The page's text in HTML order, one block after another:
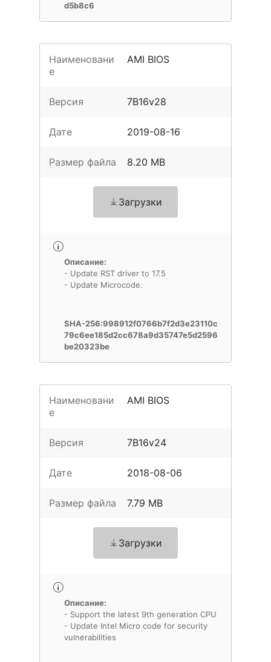
d5b8c6
Наименовани
е
AMI BIOS
Версия 7B16v28
Дате 2019-08-16
Размер файла 8.20 MB
Загрузки
Описание:
- Update RST driver to 17.5
- Update Microcode.
SHA-256:998912f0766b7f2d3e23110c
79c6ee185d2cc678a9d35747e5d2596
be20323be
Наименовани
е
AMI BIOS
Версия 7B16v24
Дате 2018-08-06
Размер файла 7.79 MB
Загрузки
Описание:
- Support the latest 9th generation CPU
- Update Intel Micro code for security
vulnerabilities